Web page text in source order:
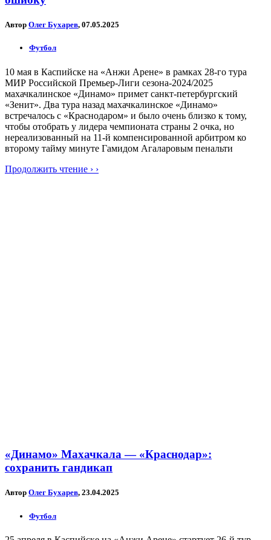
Автор Олег Бухарев, 07.05.2025
Футбол
10 мая в Каспийске на «Анжи Арене» в рамках 28-го тура
МИР Российской Премьер-Лиги сезона-2024/2025
махачкалинское «Динамо» примет санкт-петербургский
«Зенит». Два тура назад махачкалинское «Динамо»
встречалось с «Краснодаром» и было очень близко к тому,
чтобы отобрать у лидера чемпионата страны 2 очка, но
нереализованный на 11-й компенсированной арбитром ко
второму тайму минуте Гамидом Агаларовым пенальти
Продолжить чтение › ›
«Динамо» Махачкала — «Краснодар»:
сохранить гандикап
Автор Олег Бухарев, 23.04.2025
Футбол